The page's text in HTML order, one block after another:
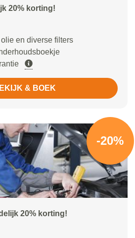
20% korting!
en diverse filters
& BOEK
-20%
20% korting!